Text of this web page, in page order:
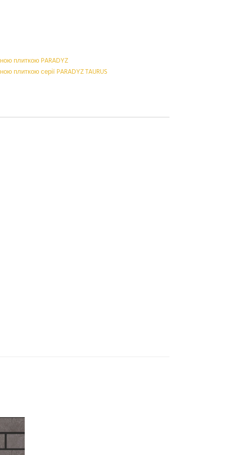
плиткою PARADYZ
плиткою серії PARADYZ TAURUS